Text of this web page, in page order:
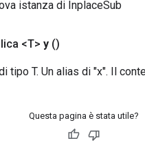
istanza di InplaceSub
<T> y ()
tipo T. Un alias di "x". Il
Questa pagina è stata utile?